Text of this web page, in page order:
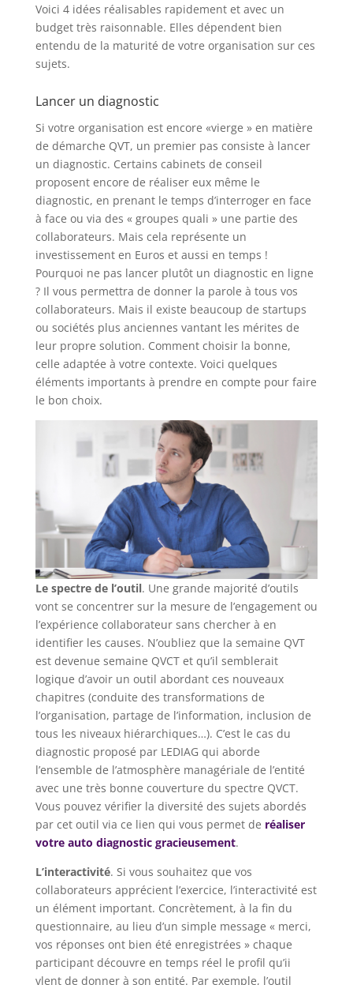
Voici 4 idées réalisables rapidement et avec un
budget très raisonnable. Elles dépendent bien
entendu de la maturité de votre organisation sur ces
sujets.
Lancer un diagnostic
Si votre organisation est encore «vierge » en matière
de démarche QVT, un premier pas consiste à lancer
un diagnostic. Certains cabinets de conseil
proposent encore de réaliser eux même le
diagnostic, en prenant le temps d’interroger en face
à face ou via des « groupes quali » une partie des
collaborateurs. Mais cela représente un
investissement en Euros et aussi en temps !
Pourquoi ne pas lancer plutôt un diagnostic en ligne
? Il vous permettra de donner la parole à tous vos
collaborateurs. Mais il existe beaucoup de startups
ou sociétés plus anciennes vantant les mérites de
leur propre solution. Comment choisir la bonne,
celle adaptée à votre contexte. Voici quelques
éléments importants à prendre en compte pour faire
le bon choix.
Le spectre de l’outil. Une grande majorité d’outils
vont se concentrer sur la mesure de l’engagement ou
l’expérience collaborateur sans chercher à en
identifier les causes. N’oubliez que la semaine QVT
est devenue semaine QVCT et qu’il semblerait
logique d’avoir un outil abordant ces nouveaux
chapitres (conduite des transformations de
l’organisation, partage de l’information, inclusion de
tous les niveaux hiérarchiques…). C’est le cas du
diagnostic proposé par LEDIAG qui aborde
l’ensemble de l’atmosphère managériale de l’entité
avec une très bonne couverture du spectre QVCT.
Vous pouvez vérifier la diversité des sujets abordés
par cet outil via ce lien qui vous permet de réaliser
votre auto diagnostic gracieusement.
L’interactivité. Si vous souhaitez que vos
collaborateurs apprécient l’exercice, l’interactivité est
un élément important. Concrètement, à la fin du
questionnaire, au lieu d’un simple message « merci,
vos réponses ont bien été enregistrées » chaque
participant découvre en temps réel le profil qu’ii
vlent de donner à son entité. Par exemple, l’outil